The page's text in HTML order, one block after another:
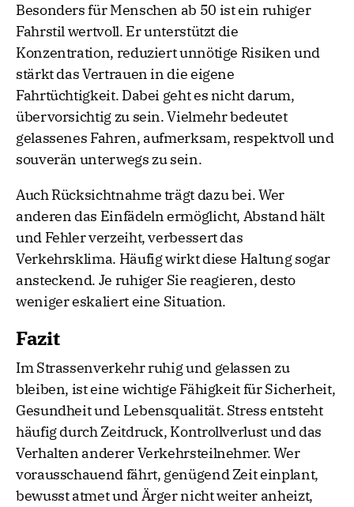
Besonders für Menschen ab 50 ist ein ruhiger
Fahrstil wertvoll. Er unterstützt die
Konzentration, reduziert unnötige Risiken und
stärkt das Vertrauen in die eigene
Fahrtüchtigkeit. Dabei geht es nicht darum,
übervorsichtig zu sein. Vielmehr bedeutet
gelassenes Fahren, aufmerksam, respektvoll und
souverän unterwegs zu sein.
Auch Rücksichtnahme trägt dazu bei. Wer
anderen das Einfädeln ermöglicht, Abstand hält
und Fehler verzeiht, verbessert das
Verkehrsklima. Häufig wirkt diese Haltung sogar
ansteckend. Je ruhiger Sie reagieren, desto
weniger eskaliert eine Situation.
Fazit
Im Strassenverkehr ruhig und gelassen zu
bleiben, ist eine wichtige Fähigkeit für Sicherheit,
Gesundheit und Lebensqualität. Stress entsteht
häufig durch Zeitdruck, Kontrollverlust und das
Verhalten anderer Verkehrsteilnehmer. Wer
vorausschauend fährt, genügend Zeit einplant,
bewusst atmet und Ärger nicht weiter anheizt,